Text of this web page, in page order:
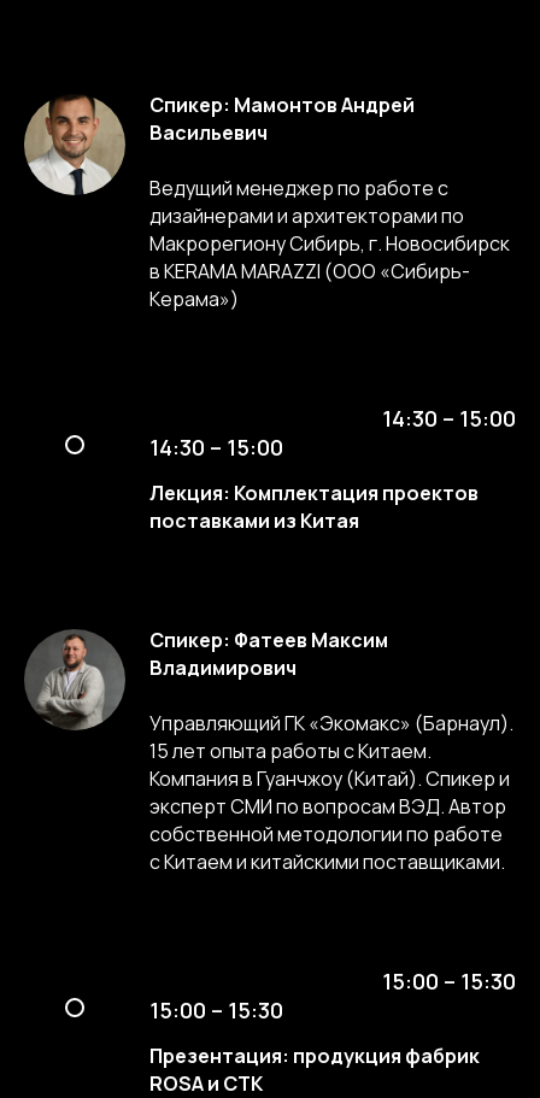
Спикер: Мамонтов Андрей
Васильевич
Ведущий менеджер по работе с
дизайнерами и архитекторами по
Макрорегиону Сибирь, г. Новосибирск
в KERAMA MARAZZI (ООО «Сибирь-
Керама»)
14:30 – 15:00
14:30 – 15:00
Лекция: Комплектация проектов
поставками из Китая
Спикер: Фатеев Максим
Владимирович
Управляющий ГК «Экомакс» (Барнаул).
15 лет опыта работы с Китаем.
Компания в Гуанчжоу (Китай). Спикер и
эксперт СМИ по вопросам ВЭД. Автор
собственной методологии по работе
с Китаем и китайскими поставщиками.
15:00 – 15:30
15:00 – 15:30
Презентация: продукция фабрик
ROSA и СТК